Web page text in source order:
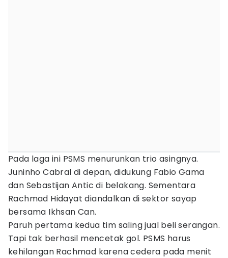
Pada laga ini PSMS menurunkan trio asingnya.
Juninho Cabral di depan, didukung Fabio Gama
dan Sebastijan Antic di belakang. Sementara
Rachmad Hidayat diandalkan di sektor sayap
bersama Ikhsan Can.
Paruh pertama kedua tim saling jual beli serangan.
Tapi tak berhasil mencetak gol. PSMS harus
kehilangan Rachmad karena cedera pada menit